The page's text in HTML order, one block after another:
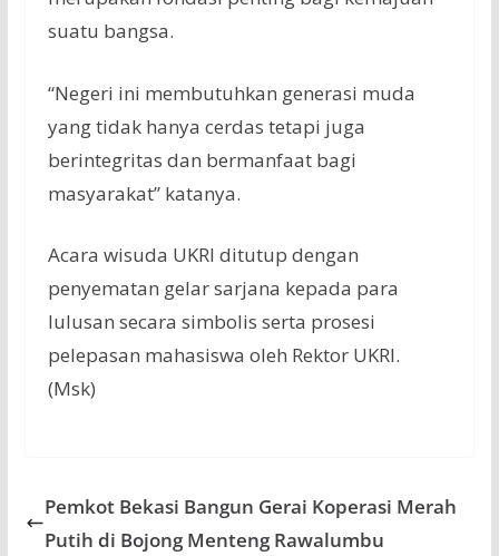
suatu bangsa.
“Negeri ini membutuhkan generasi muda
yangtidak hanya cerdas tetapi juga
berintegritas dan bermanfaat bagi
masyarakat” katanya.
Acara wisuda UKRI ditutup dengan
penyematan gelarsarjana kepada para
lulusan secara simbolis serta prosesi
pelepasan mahasiswa oleh RektorUKRI.
(Msk)
Pemkot Bekasi Bangun Gerai Koperasi Merah
Putih di Bojong Menteng Rawalumbu